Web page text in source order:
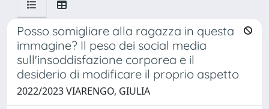
Posso somigliare alla ragazza in questa
immagine? Il peso dei social media
sull'insoddisfazione corporea e il
desiderio di modificare il proprio aspetto
2022/2023 VIARENGO, GIULIA